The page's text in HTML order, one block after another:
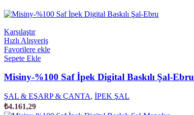
Karşılaştır
Hızlı Alışveriş
Favorilere ekle
Sepete Ekle
Misiny-%100 Saf İpek Digital Baskılı Şal-Ebru
ŞAL & EŞARP & ÇANTA, İPEK ŞAL
₺4.161,29